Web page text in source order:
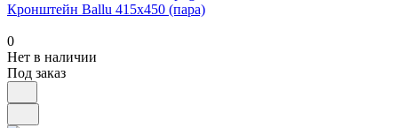
Кронштейн Ballu 415х450 (пара)
0
Нет в наличии
Под заказ